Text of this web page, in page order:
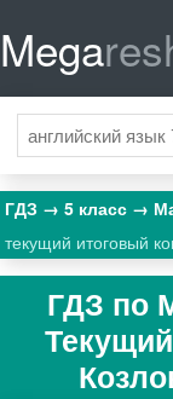
Mega
ГДЗ 5 класс
текущий итоговый
ГДЗ по